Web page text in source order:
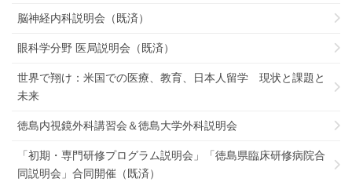
脳神経内科説明会（既済）
眼科学分野 医局説明会（既済）
世界で翔け：米国での医療、教育、日本人留学 現状と課題と
未来
徳島内視鏡外科講習会＆徳島大学外科説明会
「初期・専門研修プログラム説明会」「徳島県臨床研修病院合
同説明会」合同開催（既済）